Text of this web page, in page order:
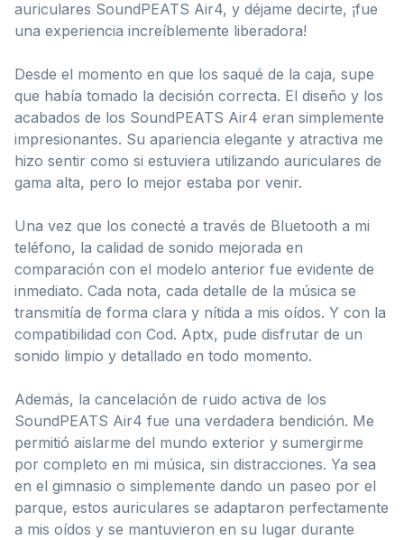
auriculares SoundPEATS Air4, y déjame decirte, ¡fue
una experiencia increíblemente liberadora!
Desde el momento en que los saqué de la caja, supe
que había tomado la decisión correcta. El diseño y los
acabados de los SoundPEATS Air4 eran simplemente
impresionantes. Su apariencia elegante y atractiva me
hizo sentir como si estuviera utilizando auriculares de
gama alta, pero lo mejor estaba por venir.
Una vez que los conecté a través de Bluetooth a mi
teléfono, la calidad de sonido mejorada en
comparación con el modelo anterior fue evidente de
inmediato. Cada nota, cada detalle de la música se
transmitía de forma clara y nítida a mis oídos. Y con la
compatibilidad con Cod. Aptx, pude disfrutar de un
sonido limpio y detallado en todo momento.
Además, la cancelación de ruido activa de los
SoundPEATS Air4 fue una verdadera bendición. Me
permitió aislarme del mundo exterior y sumergirme
por completo en mi música, sin distracciones. Ya sea
en el gimnasio o simplemente dando un paseo por el
parque, estos auriculares se adaptaron perfectamente
a mis oídos y se mantuvieron en su lugar durante